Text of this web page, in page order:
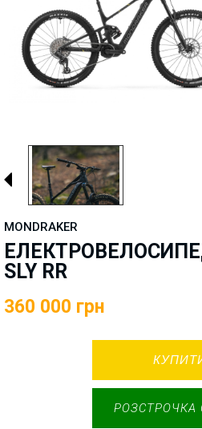
MONDRAKER
SLY RR
360 000 грн
РОЗСТРОЧКА